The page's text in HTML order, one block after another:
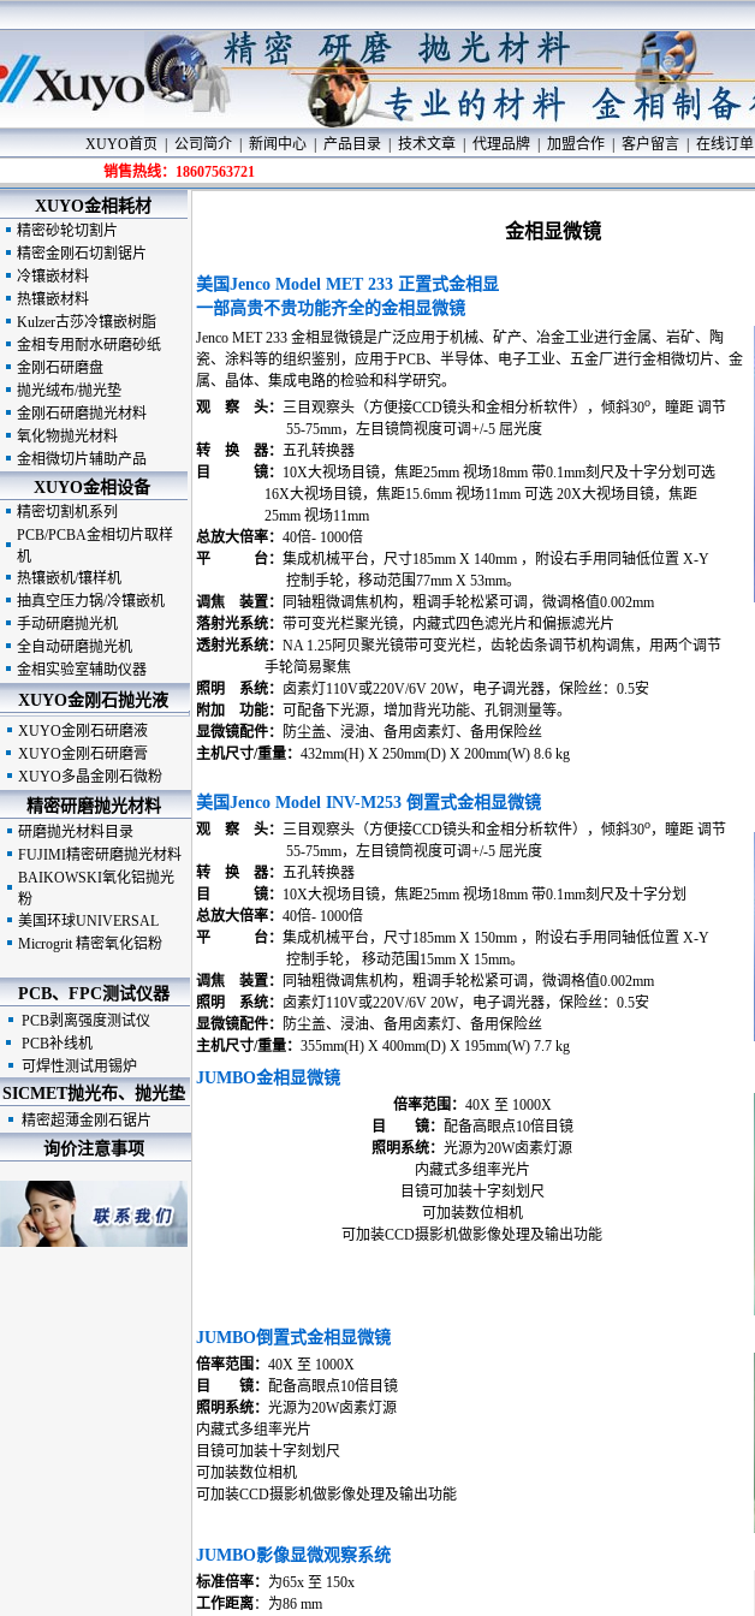
XUYO首页 公司简介 新闻中心 产品目录 技术文章 代理品牌 加盟合作 客户留言 在线订单
销售热线：18607563721
XUYO金相耗材
精密砂轮切割片
精密金刚石切割锯片
冷镶嵌材料
热镶嵌材料
Kulzer古莎冷镶嵌树脂
金相专用耐水研磨砂纸
金刚石研磨盘
抛光绒布/抛光垫
金刚石研磨抛光材料
氧化物抛光材料
金相微切片辅助产品
XUYO金相设备
精密切割机系列
PCB/PCBA金相切片取样
机
热镶嵌机/镶样机
抽真空压力锅/冷镶嵌机
手动研磨抛光机
全自动研磨抛光机
金相实验室辅助仪器
XUYO金刚石抛光液
XUYO金刚石研磨液
XUYO金刚石研磨膏
XUYO多晶金刚石微粉
精密研磨抛光材料
研磨抛光材料目录
FUJIMI精密研磨抛光材料
BAIKOWSKI氧化铝抛光
粉
美国环球UNIVERSAL
Microgrit 精密氧化铝粉
PCB、FPC测试仪器
PCB剥离强度测试仪
PCB补线机
可焊性测试用锡炉
SICMET抛光布、抛光垫
精密超薄金刚石锯片
询价注意事项
金相显微镜
美国Jenco Model MET233 正置式金相显
一部高贵不贵功能齐全的金相显微镜
Jenco MET 233 金相显微镜是广泛应用于机械、矿产、冶金工业进行金属、岩矿、陶
瓷、涂料等的组织鉴别，应用于PCB、半导体、电子工业、五金厂进行金相微切片、金
属、晶体、集成电路的检验和科学研究。
观 察 头： 三目观察头（方便接CCD镜头和金相分析软件），倾斜30o，瞳距 调节
55-75mm，左目镜筒视度可调+/-5 屈光度
转 换 器： 五孔转换器
目 镜： 10X大视场目镜，焦距25mm 视场18mm 带0.1mm刻尺及十字分划可选
16X大视场目镜，焦距15.6mm 视场11mm 可选 20X大视场目镜，焦距
25mm 视场11mm
总放大倍率： 40倍- 1000倍
平 台： 集成机械平台，尺寸185mm X 140mm ，附设右手用同轴低位置 X-Y
控制手轮，移动范围77mm X 53mm。
调焦 装置：
同轴粗微调焦机构，粗调手轮松紧可调，微调格值0.002mm
落射光系统： 带可变光栏聚光镜，内藏式四色滤光片和偏振滤光片
透射光系统： NA 1.25阿贝聚光镜带可变光栏，齿轮齿条调节机构调焦，用两个调节
手轮简易聚焦
照明 系统： 卤素灯110V或220V/6V 20W，电子调光器，保险丝：0.5安
附加 功能： 可配备下光源，增加背光功能、孔铜测量等。
显微镜配件：
防尘盖、浸油、备用卤素灯、备用保险丝
主机尺寸/重量： 432mm(H) X 250mm(D) X 200mm(W) 8.6 kg
美国Jenco Model INV-M253 倒置式金相显微镜
观 察 头： 三目观察头（方便接CCD镜头和金相分析软件），倾斜30o，瞳距 调节
55-75mm，左目镜筒视度可调+/-5 屈光度
转 换 器： 五孔转换器
目 镜： 10X大视场目镜，焦距25mm 视场18mm 带0.1mm刻尺及十字分划
总放大倍率： 40倍- 1000倍
平 台： 集成机械平台，尺寸185mm X 150mm ，附设右手用同轴低位置 X-Y
控制手轮， 移动范围15mm X 15mm。
调焦 装置：
同轴粗微调焦机构，粗调手轮松紧可调，微调格值0.002mm
照明 系统： 卤素灯110V或220V/6V 20W，电子调光器，保险丝：0.5安
显微镜配件：
防尘盖、浸油、备用卤素灯、备用保险丝
主机尺寸/重量： 355mm(H) X 400mm(D) X 195mm(W) 7.7 kg
JUMBO金相显微镜
倍率范围： 40X 至 1000X
目 镜： 配备高眼点10倍目镜
照明系统： 光源为20W卤素灯源
内藏式多组率光片
目镜可加装十字刻划尺
可加装数位相机
可加装CCD摄影机做影像处理及输出功能
JUMBO倒置式金相显微镜
倍率范围： 40X 至 1000X
目 镜： 配备高眼点10倍目镜
照明系统： 光源为20W卤素灯源
内藏式多组率光片
目镜可加装十字刻划尺
可加装数位相机
可加装CCD摄影机做影像处理及输出功能
JUMBO影像显微观察系统
标准倍率： 为65x 至 150x
工作距离：为86 mm